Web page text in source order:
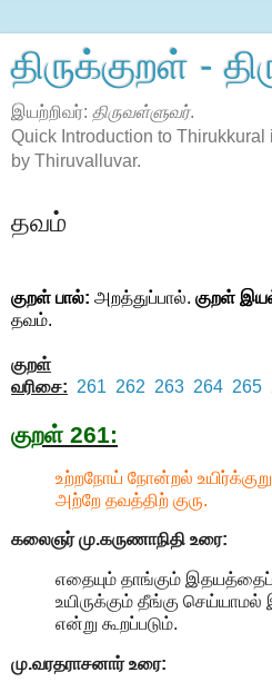
திருக்குறள் -
இயற்றிவர்: திருவள்ளுவர்.
Quick Introduction to Thirukkural
by Thiruvalluvar.
தவம்
குறள் பால்: அறத்துப்பால். குறள்
தவம்.
குறள்
வரிசை: 261 262 263 264 265
குறள் 261:
உற்றநோய் நோன்றல்
அற்றே தவத்திற் குரு.
கலைஞர் மு.கருணாநிதி உரை:
எதையும் தாங்கும் இதயத்தைப்
உயிருக்கும் தீங்கு
என்று கூறப்படும்.
மு.வரதராசனார் உரை: